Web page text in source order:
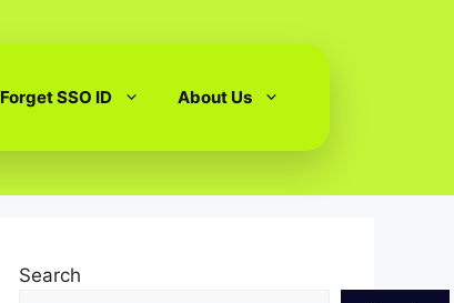
Forget SSO ID About Us
Search